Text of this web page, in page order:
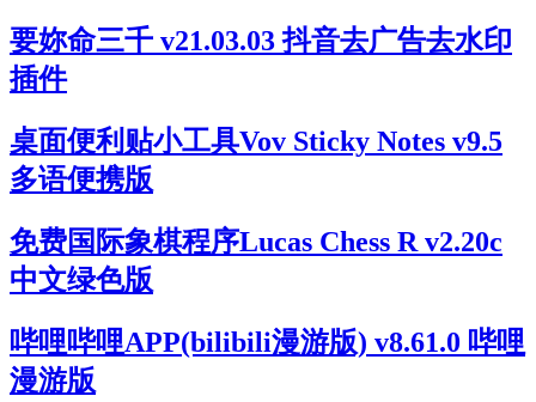
要妳命三千 v21.03.03 抖音去广告去水印
插件
桌面便利贴小工具Vov Sticky Notes v9.5
多语便携版
免费国际象棋程序Lucas Chess R v2.20c
中文绿色版
哔哩哔哩APP(bilibili漫游版) v8.61.0 哔哩
漫游版